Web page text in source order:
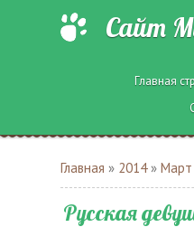
Сайт
Главная
Главная » 2014 » Март
Русская